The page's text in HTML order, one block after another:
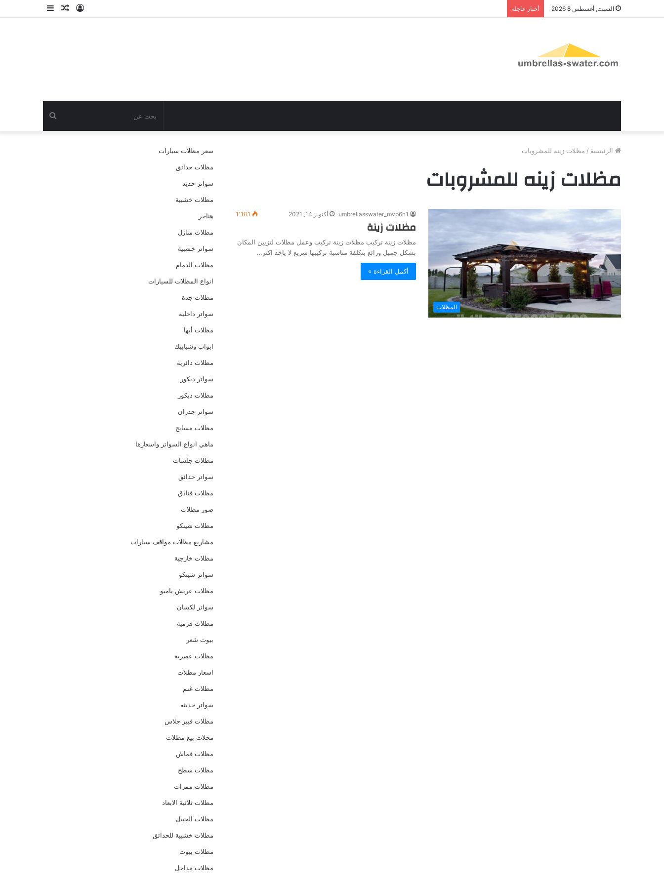
السبت, أغسطس 8 2026 أخبار عاجلة
إضافةمقالتسجيل
بحث
الرئيسية / مظلات زينه للمشروبات
مظلات زينه للمشروبات
المظلات
umbrellasswater_mvp6h1 أكتوبر 14, 2021 1٬101
مظلات زينة
مظلات زينة تركيب مظلات زينة تركيب وعمل مظلات لتزيين المكان
بشكل جميل ورائع بتكلفة مناسبة تركيبها سريع لا ياخذ اكثر…
أكمل القراءة »
سعر مظلات سيارات
مظلات حدائق
سواتر حديد
مظلات خشبية
هناجر
مظلات منازل
سواتر خشبية
مظلات الدمام
انواع المظلات للسيارات
مظلات جدة
سواتر داخلية
مظلات أبها
ابواب وشبابيك
مظلات دائرية
سواتر ديكور
مظلات ديكور
سواتر جدران
مظلات مسابح
ماهي انواع السواتر واسعارها
مظلات جلسات
سواتر حدائق
مظلات فنادق
صور مظلات
مظلات شينكو
مشاريع مظلات مواقف سيارات
مظلات خارجية
سواتر شينكو
مظلات عريش بامبو
سواتر لكسان
مظلات هرمية
بيوت شعر
مظلات عصرية
اسعار مظلات
مظلات غنم
سواتر حديثة
مظلات فيبر جلاس
محلات بيع مظلات
مظلات قماش
مظلات سطح
مظلات ممرات
مظلات ثلاثية الابعاد
مظلات الجبيل
مظلات خشبية للحدائق
مظلات بيوت
مظلات مداخل